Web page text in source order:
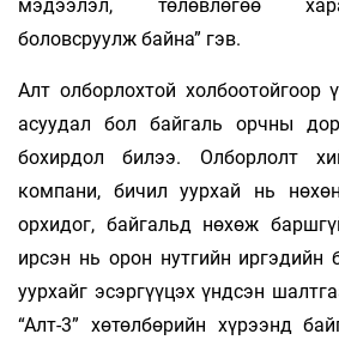
мэдээлэл, төлөвлөгөө
боловсруулж байна” гэв.
Алт олборлохтой холбоотойгоор
асуудал бол байгаль орчны
бохирдол билээ. Олборлолт
компани, бичил уурхай нь
орхидог, байгальд нөхөж
ирсэн нь орон нутгийн иргэдийн
уурхайг эсэргүүцэх үндсэн
“Алт-3” хөтөлбөрийн хүрээнд